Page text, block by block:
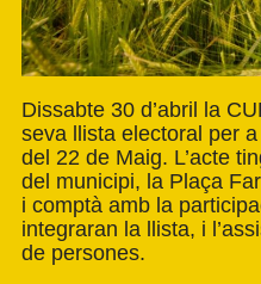
Dissabte 30 d’abril la
seva llista electoral per
del 22 de Maig. L’acte
del municipi, la Plaça
i comptà amb la
integraran la llista, i
de persones.